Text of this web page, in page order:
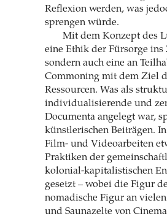
Reflexion werden, was
sprengen würde.
Mit dem Konzept des
eine Ethik der Fürsorge
sondern auch eine an
Commoning mit dem Ziel
Ressourcen. Was als
individualisierende und
Documenta angelegt war,
künstlerischen Beiträgen.
Film- und Videoarbeiten
Praktiken der
kolonial-kapitalistischen
gesetzt – wobei die Figur
nomadische Figur an
und Saunazelte von